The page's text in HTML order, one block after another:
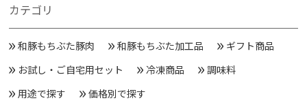
カテゴリ
和豚もちぶた豚肉 和豚もちぶた加工品
ギフト商品
お試し・ご自宅用セット
冷凍商品
調味料
用途で探す
価格別で探す